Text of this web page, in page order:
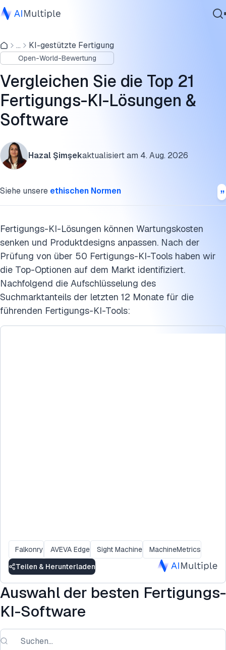
Agentische KI
Cybersicherheit
Daten
Unternehmenssoftware
Dienstleistungen
Kontaktieren
... KI-gestützte Fertigung
Open-World-Bewertung
Vergleichen Sie die Top 21
Fertigungs-KI-Lösungen &
Software
Hazal Şimşekaktualisiert am 4. Aug. 2026
Siehe unsere ethischen Normen
Fertigungs-KI-Lösungen können Wartungskosten
senken und Produktdesigns anpassen. Nach der
Prüfung von über 50 Fertigungs-KI-Tools haben wir
die Top-Optionen auf dem Markt identifiziert.
Nachfolgend die Aufschlüsselung des
Suchmarktanteils der letzten 12 Monate für die
führenden Fertigungs-KI-Tools:
Falkonry AVEVA Edge Sight Machine
MachineMetrics
Teilen & Herunterladen
Auswahl der besten Fertigungs-
KI-Software
Fertigungs-KI-Lösungen von Big Tech
Fertigungs-KI-Start-ups
Aufkommende Fertigungs-KI-Trends
Weiterführende Literatur